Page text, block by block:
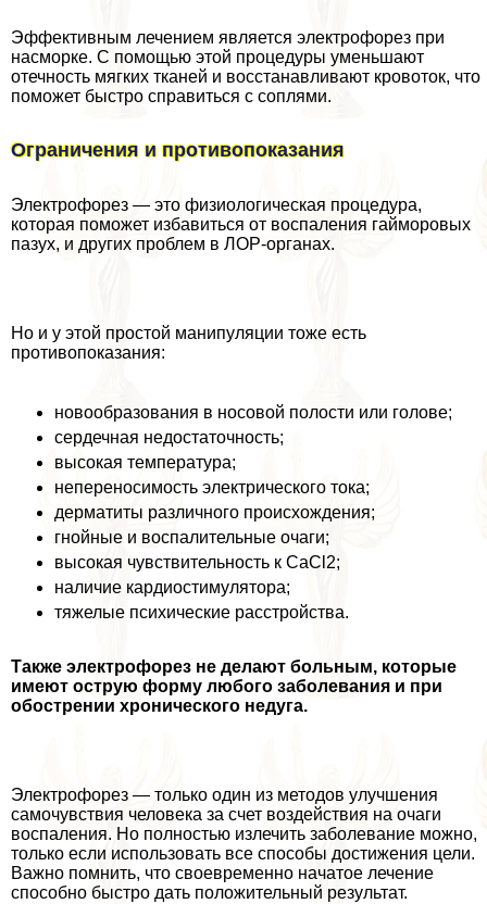
Эффективным лечением является электрофорез при
насморке. С помощью этой процедуры уменьшают
отечность мягких тканей и восстанавливают кровоток, что
поможет быстро справиться с соплями.
Ограничения и противопоказания
Электрофорез — это физиологическая процедypa,
которая поможет избавиться от воспаления гайморовых
пазух, и других проблем в ЛОР-органах.
Но и у этой простой манипуляции тоже есть
противопоказания:
новообразования в носовой полости или голове;
сердечная недостаточность;
высокая температура;
непереносимость электрического тока;
дерматиты различного происхождения;
гнойные и воспалительные очаги;
высокая чувствительность к CaCl2;
наличие кардиостимулятора;
тяжелые психические расстройства.
Также электрофорез не делают больным, которые
имеют острую форму любого заболевания и при
обострении хронического недуга.
Электрофорез — только один из методов улучшения
самочувствия человека за счет воздействия на очаги
воспаления. Но полностью излечить заболевание можно,
только если использовать все способы достижения цели.
Важно помнить, что своевременно начатое лечение
способно быстро дать положительный результат.